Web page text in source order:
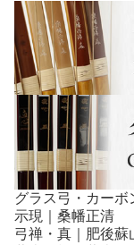
グラス弓・カーボ
示現｜桑幡正清
弓禅・真｜肥後蘇